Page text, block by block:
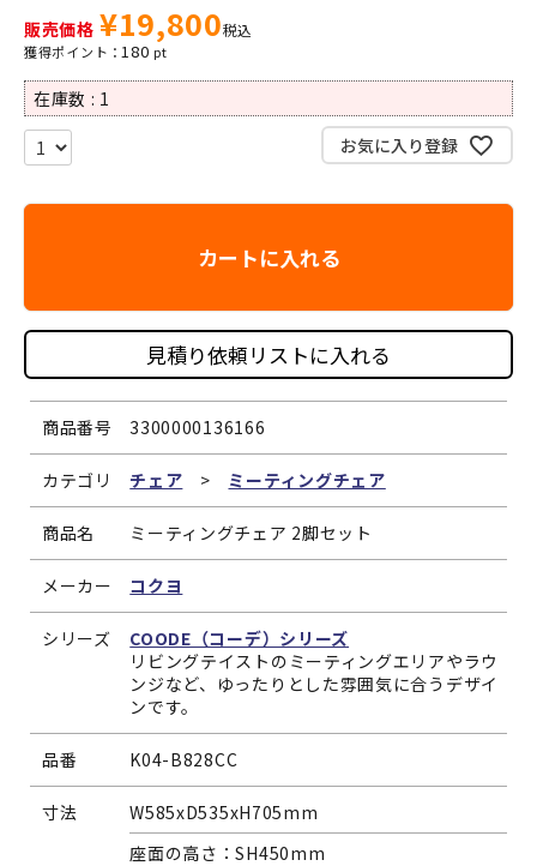
販売価格 ¥19,800税込
180
在庫数
1
お気に入り登録
カートに入れる
見積り依頼リストに入れる
商品番号 3300000136166
カテゴリ チェア > ミーティングチェア
商品名 ミーティングチェア 2脚セット
メーカー コクヨ
シリーズ
COODE（コーデ）シリーズ
リビングテイストのミーティングエリアやラウ
ンジなど、ゆったりとした雰囲気に合うデザイ
ンです。
品番 K04-B828CC
寸法
W585xD535xH705mm
座面の高さ：SH450mm